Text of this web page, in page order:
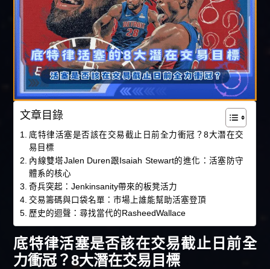
文章目錄
底特律活塞是否該在交易截止日前全力衝冠？8大潛在交
易目標
內線雙塔Jalen Duren跟Isaiah Stewart的進化：活塞防守
體系的核心
奇兵突起：Jenkinsanity帶來的板凳活力
交易籌碼與口袋名單：市場上誰能幫助活塞登頂
歷史的迴聲：尋找當代的RasheedWallace
底特律活塞是否該在交易截止日前全
力衝冠？8大潛在交易目標